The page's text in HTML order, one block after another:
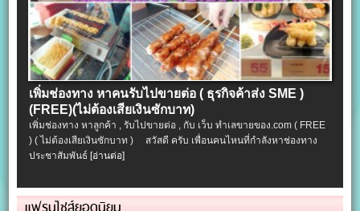
เพิ่มช่องทาง หาคนรับไปขายต่อ ( ธุรกิจค้าส่ง SME )
(FREE)(ไม่ต้องเสียเงินซักบาท)
เพิ่มช่องทาง หาลูกค้า , รับไปขายต่อ , กับ เว็บ ทำเลขายของ.com ( FREE
) ( ไม่ต้องเสียเงินซักบาท ) สวัสดี ครับ เพื่อนคนไหนที่กำลังหาช่องทาง
ประชาสัมพันธ์ [อ่านต่อ]